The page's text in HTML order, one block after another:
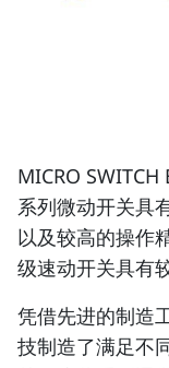
MICRO
系列微动开关具
以及较高的操作
级速动开关具有
凭借先进的制造
技制造了满足不